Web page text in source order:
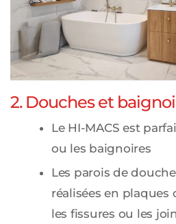
2. Douches et
Le HI-MACS est
ou les baignoires
Les parois de
réalisées en
les fissures ou les